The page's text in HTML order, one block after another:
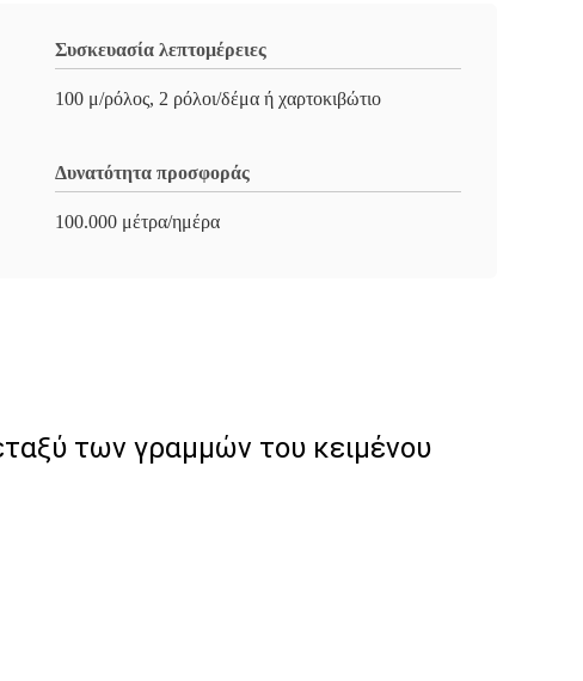
Συσκευασία λεπτομέρειες
100 μ/ρόλος, 2 ρόλοι/δέμα ή χαρτοκιβώτιο
Δυνατότητα προσφοράς
100.000 μέτρα/ημέρα
των γραμμών του κειμένου